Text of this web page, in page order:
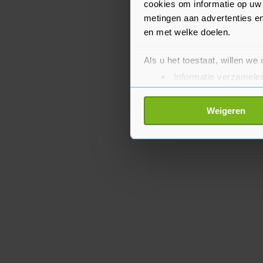
cookies om informatie op
metingen aan advertenties
en met welke doelen.
Als u het toestaat, willen we
Informatie
Uw apparaat
Lees meer over hoe uw
toestemming op elk
Weigeren